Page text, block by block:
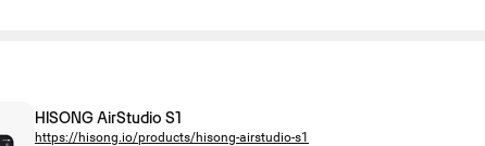
HISONG AirStudio S1
https://hisong.io/products/hisong-airstudio-s1